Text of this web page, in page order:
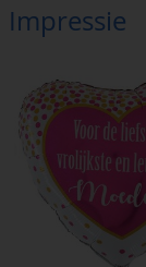
Impressie